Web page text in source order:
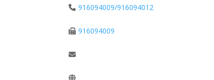
916094009/916094012
916094009